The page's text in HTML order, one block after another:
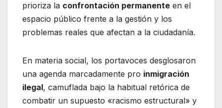
prioriza la confrontación permanente en el
espacio público frente a la gestión y los
problemas reales que afectan a la ciudadanía.
En materia social, los portavoces desglosaron
una agenda marcadamente pro inmigración
ilegal, camuflada bajo la habitual retórica de
combatir un supuesto «racismo estructural» y